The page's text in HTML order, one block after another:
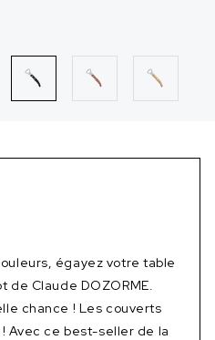
égayez votre table
de Claude DOZORME.
chance ! Les couverts
Avec ce best-seller de la